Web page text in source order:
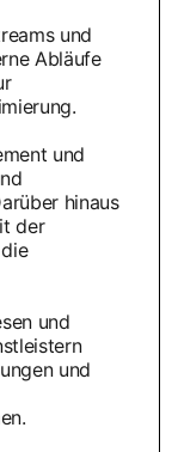
und
Abläufe
und
hinaus
der
und
und